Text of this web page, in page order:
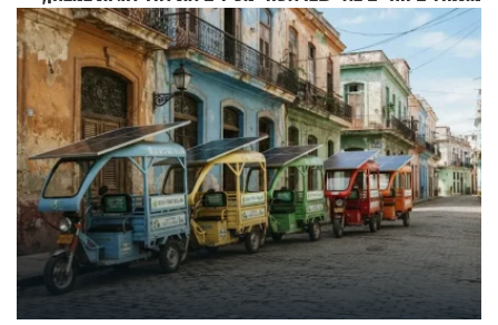
לנהוג כבר יותר מ-120 שנה
הפעם עם יהודית ואלתר כהן